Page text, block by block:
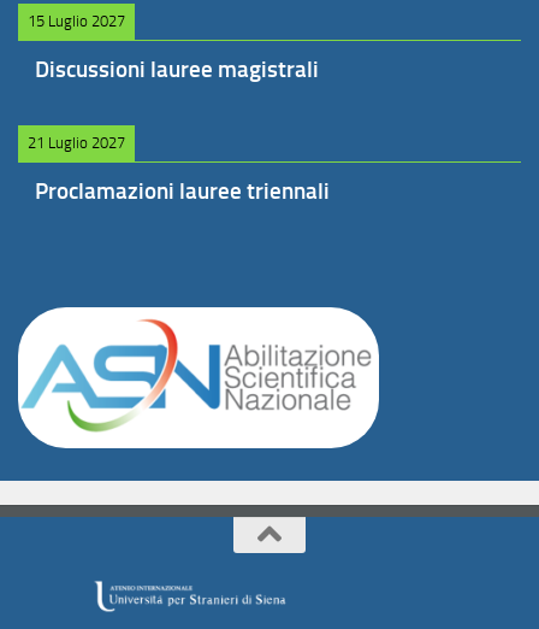
15 Luglio 2027
Discussioni lauree magistrali
21 Luglio 2027
Proclamazioni lauree triennali